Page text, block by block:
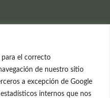
para el correcto
de nuestro sitio
a excepción de Google
internos que nos